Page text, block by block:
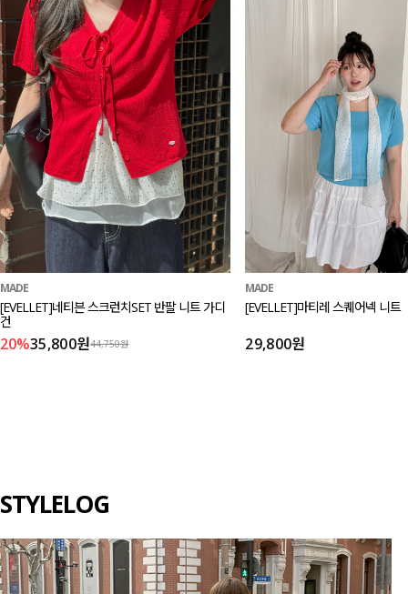
MADE
[EVELLET]네티븐 스크런치SET 반팔 니트 가디
건
20%35,800원44,750원
MADE
[EVELLET]마티레 스퀘어넥 니트
29,800원
STYLELOG